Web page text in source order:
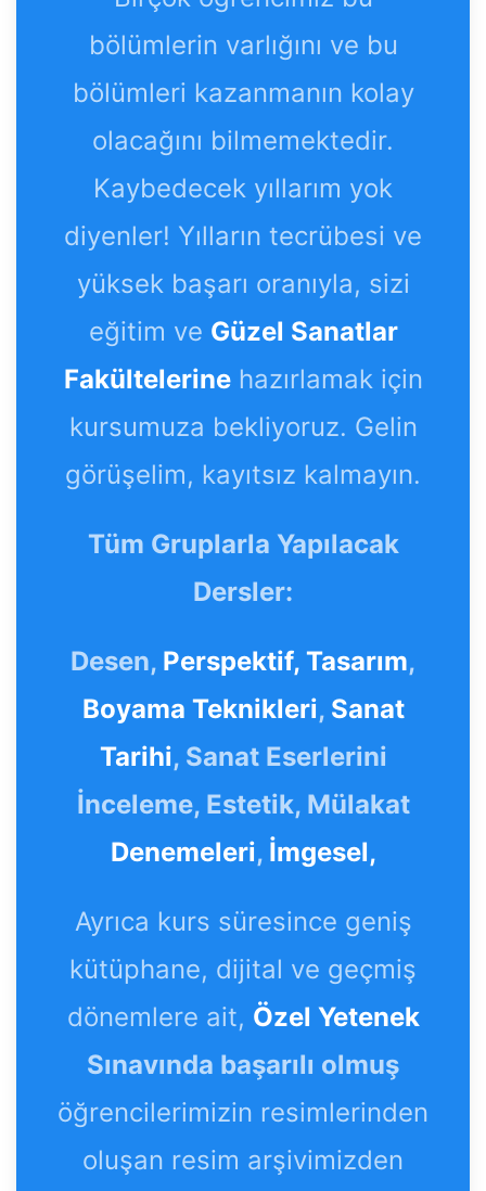
bölümlerin varlığını ve bu
bölümleri kazanmanın kolay
olacağını bilmemektedir.
Kaybedecek yıllarım yok
diyenler! Yılların tecrübesi ve
yüksek başarı oranıyla, sizi
eğitim ve Güzel Sanatlar
Fakültelerinehazırlamak için
kursumuza bekliyoruz. Gelin
görüşelim, kayıtsız kalmayın.
Tüm Gruplarla Yapılacak
Dersler:
Desen, Perspektif, Tasarım,
Boyama Teknikleri, Sanat
Tarihi, Sanat Eserlerini
İnceleme, Estetik, Mülakat
Denemeleri, İmgesel,
Ayrıca kurs süresince geniş
kütüphane, dijital ve geçmiş
dönemlere ait, Özel Yetenek
Sınavında başarılı olmuş
öğrencilerimizin resimlerinden
oluşan resim arşivimizden